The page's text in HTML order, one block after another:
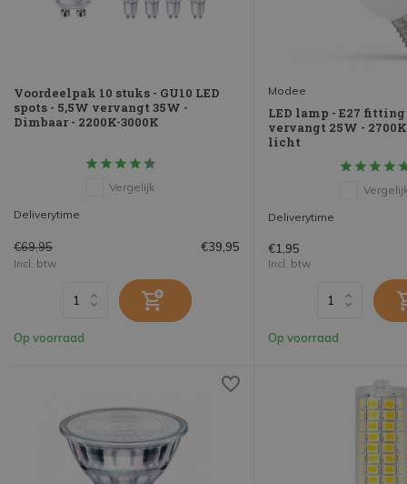
Voordeelpak 10 stuks - GU10 LED
spots - 5,5W vervangt 35W -
Dimbaar - 2200K-3000K
Vergelijk
Deliverytime
€69,95 €39,95
Incl. btw
Op voorraad
Modee
LED lamp - E27 fitting
vervangt 25W -
licht
Deliverytime
€1,95
Incl. btw
Op voorraad